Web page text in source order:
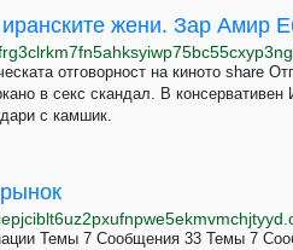
отговорност на киното share
в секс скандал. В
с камшик.
Темы 7 Сообщения 33 Темы 7